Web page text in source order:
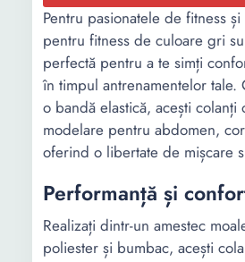
Pentru pasionatele de fitness
pentru fitness de culoare gri
perfectă pentru a te simți
în timpul antrenamentelor tale.
o bandă elastică, acești colanți
modelare pentru abdomen,
oferind o libertate de mișcare
Performanță și
Realizați dintr-un amestec
poliester și bumbac, acești